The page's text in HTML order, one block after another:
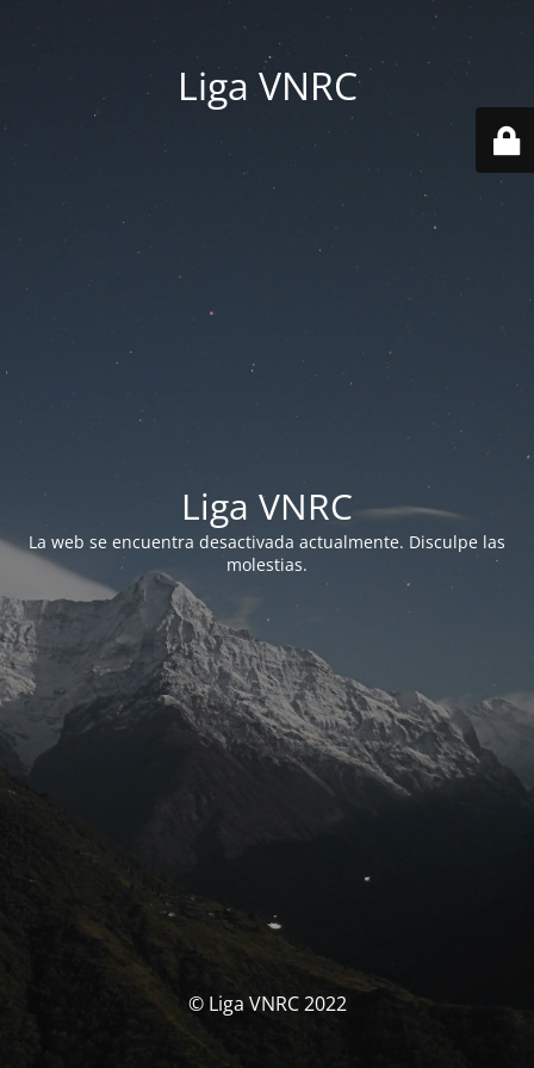
Liga VNRC
Liga VNRC
La web se encuentra desactivada actualmente. Disculpe las
molestias.
© Liga VNRC 2022